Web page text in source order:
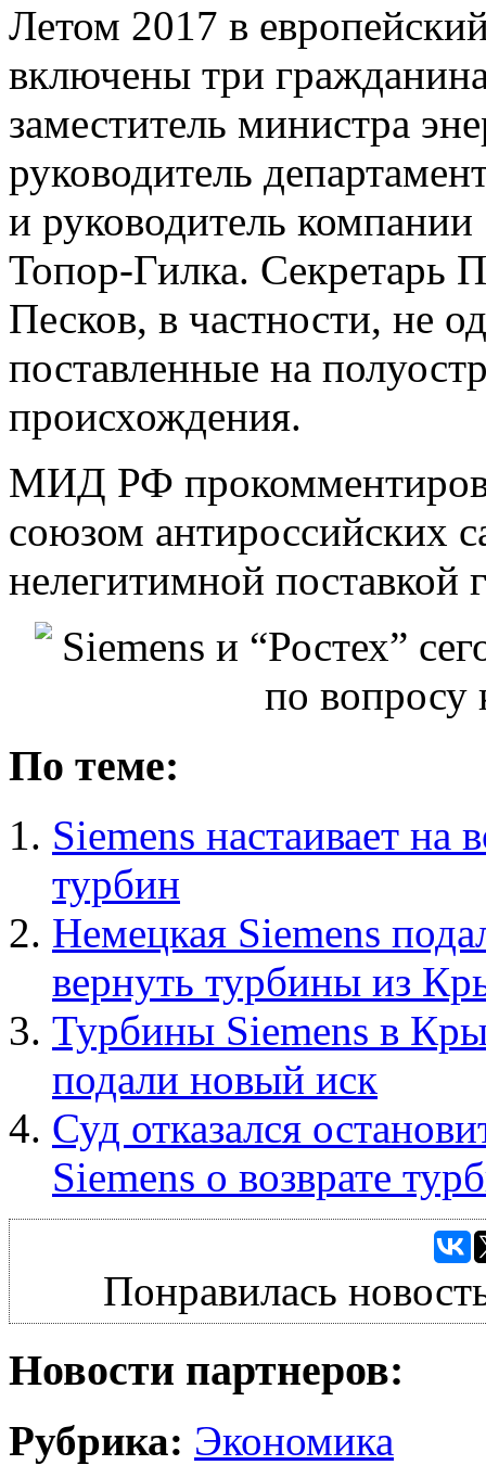
Летом 2017 в
включены три
заместитель министра
руководитель
и руководитель
Топор-Гилка. Секретарь
Песков, в частности, не
поставленные на
происхождения.
МИД РФ
союзом антироссийских
нелегитимной поставкой
По теме:
Siemens настаивает
турбин
Немецкая Siemens
вернуть турбины из
Турбины Siemens в
подали новый иск
Суд отказался
Siemens о возврате
Понравилась
Новости партнеров:
Рубрика: Экономика